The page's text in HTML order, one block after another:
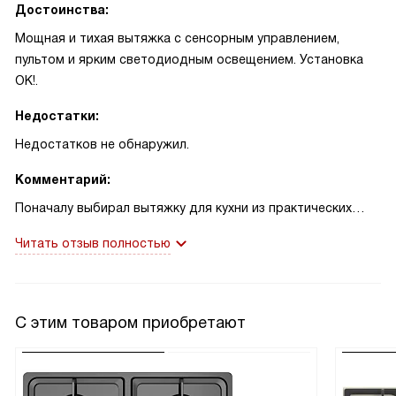
Достоинства:
Мощная и тихая вытяжка с сенсорным управлением,
пультом и ярким светодиодным освещением. Установка
OK!.
Недостатки:
Недостатков не обнаружил.
Комментарий:
Поначалу выбирал вытяжку для кухни из практических
удобным управлением. После нескольких недель
на дисплее всё видно, а пульт действительно выручает,
когда руки заняты или жарко у плиты. Светодиодные
лампы дают достаточный свет, готовить по вечерам
стало комфортнее.
Читать отзыв полностью
С этим товаром приобретают